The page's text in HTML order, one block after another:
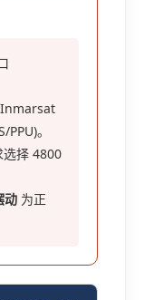
。
选择 4800
动 为正